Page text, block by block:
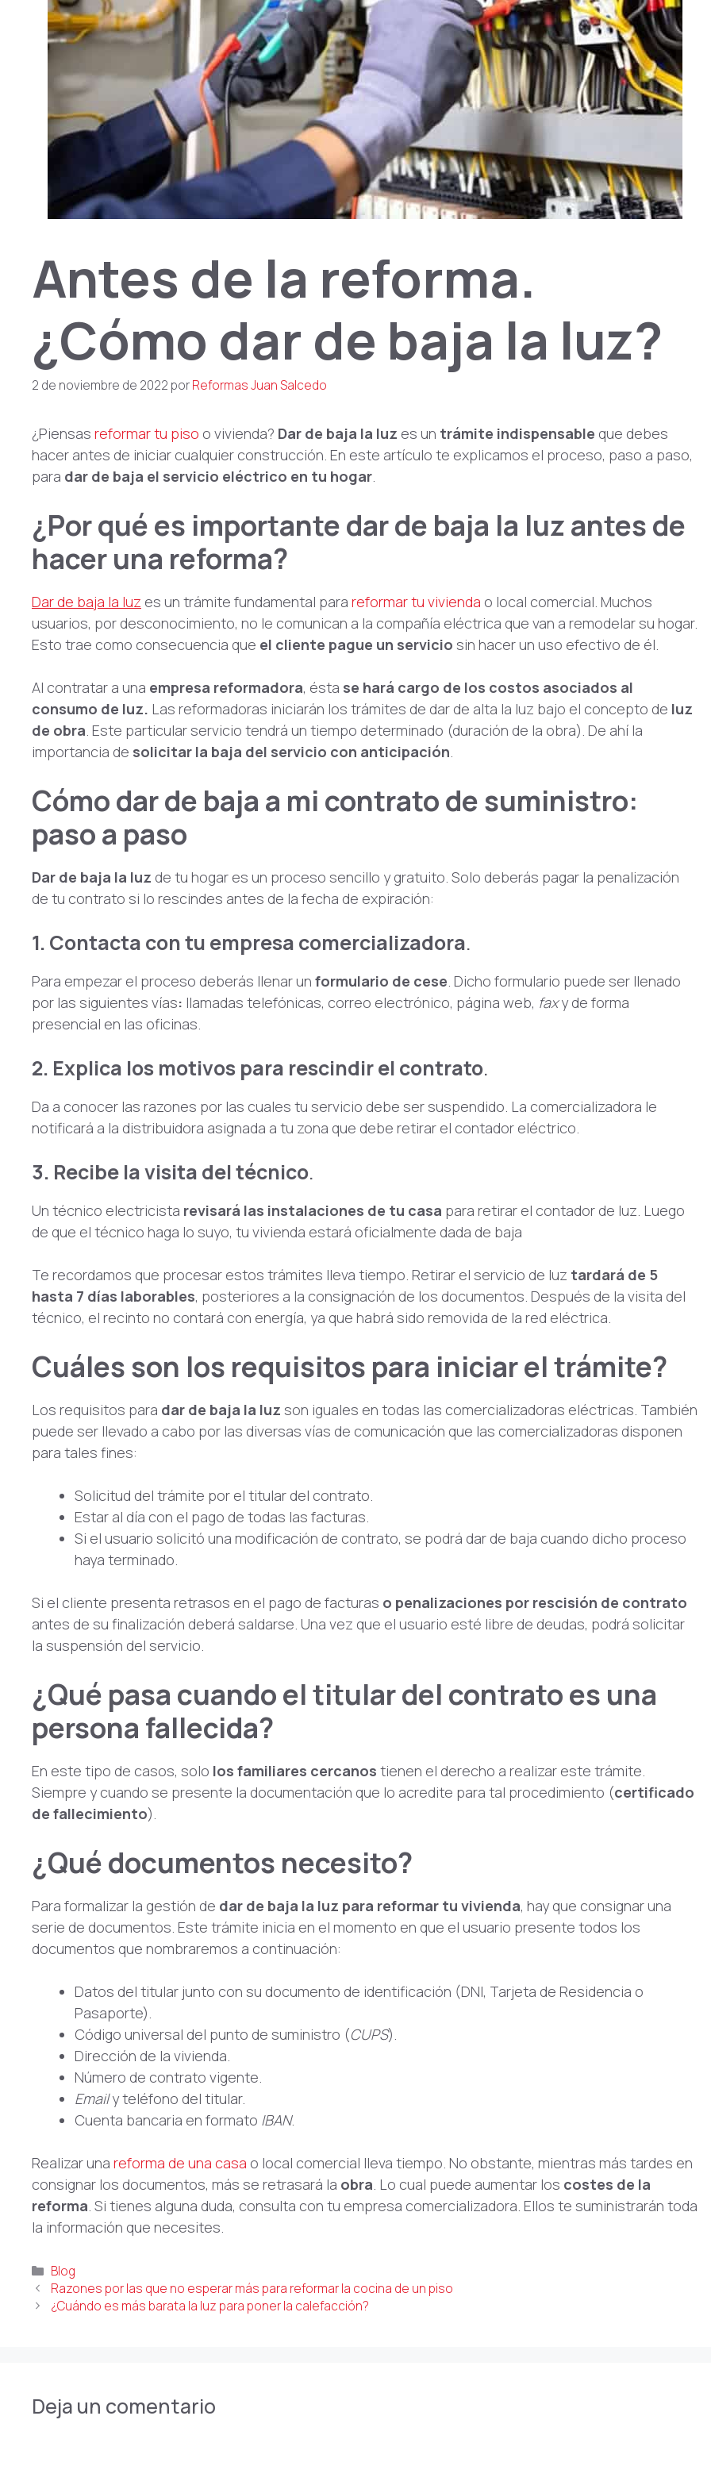
Antes de la reforma.
¿Cómo dar de baja la luz?
2 de noviembre de 2022 porReformas Juan Salcedo
¿Piensas reformar tu piso o vivienda? Dar de baja la luz es un trámite indispensable que debes
hacer antes de iniciar cualquier construcción. En este artículo te explicamos el proceso, paso a paso,
para dar de baja el servicio eléctrico en tu hogar.
¿Por qué es importante dar de baja la luz antes de
hacer una reforma?
Dar de baja la luz es un trámite fundamental para reformar tu vivienda o local comercial. Muchos
usuarios, por desconocimiento, no le comunican a la compañía eléctrica que van a remodelar su hogar.
Esto trae como consecuencia que el cliente pague un servicio sin hacer un uso efectivo de él.
Al contratar a una empresa reformadora, ésta se hará cargo de los costos asociados al
consumo de luz. Las reformadoras iniciarán los trámites de dar de alta la luz bajo el concepto de luz
de obra. Este particular servicio tendrá un tiempo determinado (duración de la obra). De ahí la
importancia de solicitar la baja del servicio con anticipación.
Cómo dar de baja a mi contrato de suministro:
paso a paso
Dar de baja la luz de tu hogar es un proceso sencillo y gratuito. Solo deberás pagar la penalización
de tu contrato si lo rescindes antes de la fecha de expiración:
1. Contacta con tu empresa comercializadora.
Para empezar el proceso deberás llenar un formulario de cese. Dicho formulario puede ser llenado
por las siguientes vías: llamadas telefónicas, correo electrónico, página web, faxy de forma
presencial en las oficinas.
2. Explica los motivos para rescindir el contrato.
Da a conocer las razones por las cuales tu servicio debe ser suspendido. La comercializadora le
notificará a la distribuidora asignada a tu zona que debe retirar el contador eléctrico.
3. Recibe la visita del técnico.
Un técnico electricista revisará las instalaciones de tu casa para retirar el contador de luz. Luego
de que el técnico haga lo suyo, tu vivienda estará oficialmente dada de baja
Te recordamos que procesar estos trámites lleva tiempo. Retirar el servicio de luz tardará de 5
hasta 7 días laborables, posteriores a la consignación de los documentos. Después de la visita del
técnico, el recinto no contará con energía, ya que habrá sido removida de la red eléctrica.
Cuáles son los requisitos para iniciar el trámite?
Los requisitos para dar de baja la luz son iguales en todas las comercializadoras eléctricas. También
puede ser llevado a cabo por las diversas vías de comunicación que las comercializadoras disponen
para tales fines:
Solicitud del trámite por el titular del contrato.
Estar al día con el pago de todas las facturas.
Si el usuario solicitó una modificación de contrato, se podrá dar de baja cuando dicho proceso
haya terminado.
Si el cliente presenta retrasos en el pago de facturas o penalizaciones por rescisión de contrato
antes de su finalización deberá saldarse. Una vez que el usuario esté libre de deudas, podrá solicitar
la suspensión del servicio.
¿Qué pasa cuando el titular del contrato es una
persona fallecida?
En este tipo de casos, solo los familiares cercanos tienen el derecho a realizar este trámite.
Siempre y cuando se presente la documentación que lo acredite para tal procedimiento (certificado
de fallecimiento).
¿Qué documentos necesito?
Para formalizar la gestión de dar de baja la luz para reformar tu vivienda, hay que consignar una
serie de documentos. Este trámite inicia en el momento en que el usuario presente todos los
documentos que nombraremos a continuación:
Datos del titular junto con su documento de identificación (DNI, Tarjeta de Residencia o
Pasaporte).
Código universal del punto de suministro (CUPS).
Dirección de la vivienda.
Número de contrato vigente.
Emaily teléfono del titular.
Cuenta bancaria en formato IBAN.
Realizar una reforma de una casa o local comercial lleva tiempo. No obstante, mientras más tardes en
consignar los documentos, más se retrasará la obra. Lo cual puede aumentar los costes de la
reforma. Si tienes alguna duda, consulta con tu empresa comercializadora. Ellos te suministrarán toda
la información que necesites.
Categorías
Blog
Razones por las que no esperar más para reformar la cocina de un piso
¿Cuándo es más barata la luz para poner la calefacción?
Deja un comentario